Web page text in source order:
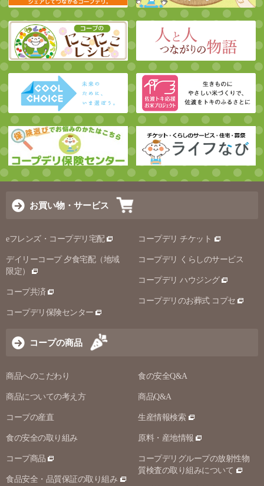
お買い物・サービス
eフレンズ・コープデリ宅配
デイリーコープ 夕食宅配（地域
限定）
コープ共済
コープデリ保険センター
コープデリ チケット
コープデリ くらしのサービス
コープデリ ハウジング
コープデリのお葬式 コプセ
コープの商品
商品へのこだわり
商品についての考え方
コープの産直
食の安全の取り組み
コープ商品
食品安全・品質保証の取り組み
食の安全Q&A
商品Q&A
生産情報検索
原料・産地情報
コープデリグループの放射性物
質検査の取り組みについて